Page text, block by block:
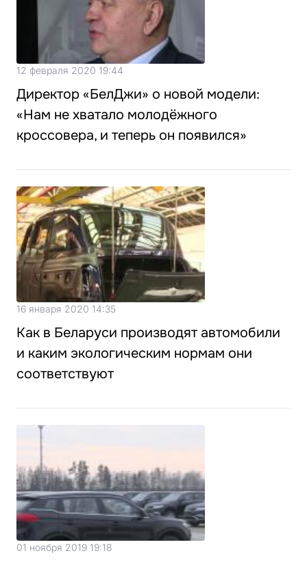
12 февраля 2020 19:44
Директор «БелДжи» о новой модели:
«Нам не хватало молодёжного
кроссовера, и теперь он появился»
16 января 2020 14:35
Как в Беларуси производят автомобили
и каким экологическим нормам они
соответствуют
01 ноября 2019 19:18